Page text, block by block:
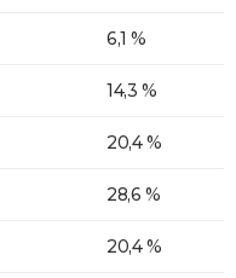
6,1 %
14,3 %
20,4 %
28,6 %
20,4 %